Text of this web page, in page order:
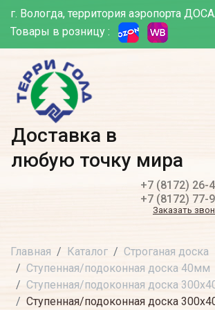
г. Вологда, территория аэропорта
Товары в розницу :
Доставка в
любую точку мира
+7 (8172) 26-
+7 (8172) 77-
Заказать
Главная Каталог
Строганая доска
Ступенная/подоконная доска 40мм
Ступенная/подоконная доска
Ступенная/подоконная доска